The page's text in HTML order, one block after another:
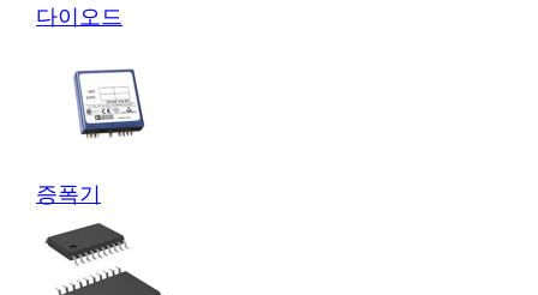
다이오드
증폭기